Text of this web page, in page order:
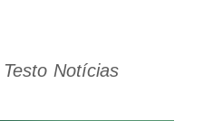
Notícias